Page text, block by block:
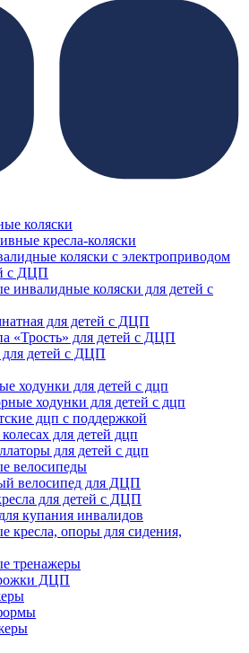
коляски
кресла-коляски
коляски с электроприводом
с ДЦП
инвалидные коляски для детей с
для детей с ДЦП
«Трость» для детей с ДЦП
для детей с ДЦП
ходунки для детей с дцп
ходунки для детей с дцп
дцп с поддержкой
для детей дцп
для детей с дцп
велосипеды
велосипед для ДЦП
для детей с ДЦП
купания инвалидов
кресла, опоры для сидения,
тренажеры
ДЦП